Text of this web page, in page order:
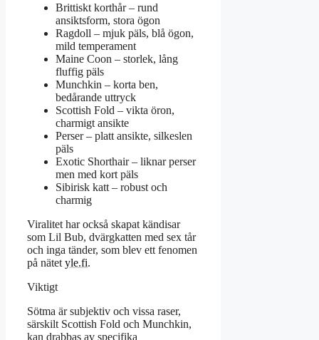
Brittiskt korthår – rund
ansiktsform, stora ögon
Ragdoll – mjuk päls, blå ögon,
mild temperament
Maine Coon – storlek, lång
fluffig päls
Munchkin – korta ben,
bedårande uttryck
Scottish Fold – vikta öron,
charmigt ansikte
Perser – platt ansikte, silkeslen
päls
Exotic Shorthair – liknar perser
men med kort päls
Sibirisk katt – robust och
charmig
Viralitet har också skapat kändisar
som Lil Bub, dvärgkatten med sex tår
och inga tänder, som blev ett fenomen
på nätet yle.fi.
Viktigt
Sötma är subjektiv och vissa raser,
särskilt Scottish Fold och Munchkin,
kan drabbas av specifika